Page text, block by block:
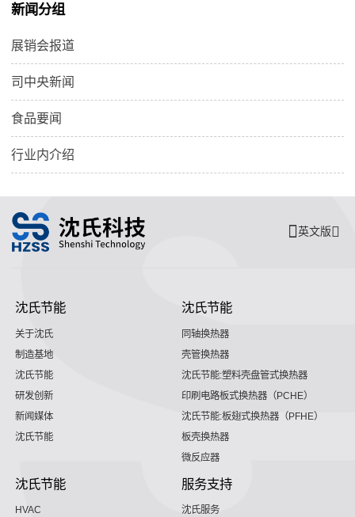
新闻分组
展销会报道
司中央新闻
食品要闻
行业内介绍
英文版
沈氏节能
关于沈氏
制造基地
沈氏节能
研发创新
新闻媒体
沈氏节能
沈氏节能
同轴换热器
壳管换热器
沈氏节能:塑料壳盘管式换热器
印刷电路板式换热器（PCHE）
沈氏节能:板翅式换热器（PFHE）
板壳换热器
微反应器
沈氏节能
HVAC
服务支持
沈氏服务